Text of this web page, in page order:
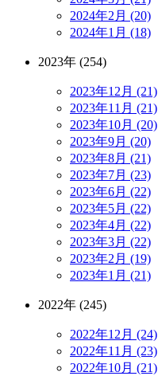
2024年2月 (20)
2024年1月 (18)
2023年 (254)
2023年12月 (21)
2023年11月 (21)
2023年10月 (20)
2023年9月 (20)
2023年8月 (21)
2023年7月 (23)
2023年6月 (22)
2023年5月 (22)
2023年4月 (22)
2023年3月 (22)
2023年2月 (19)
2023年1月 (21)
2022年 (245)
2022年12月 (24)
2022年11月 (23)
2022年10月 (21)